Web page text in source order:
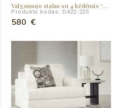
Valgomojo stalas su 4 kėdėmis “Langwest”
Produkto kodas: D422-225
580 €